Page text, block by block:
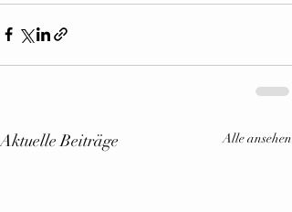
Aktuelle Beiträge Alle ansehen